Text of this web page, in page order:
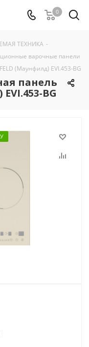
0
ТЕХНИКА -
варочные панели
(Маунфилд) EVI.453-BG
панель
BG